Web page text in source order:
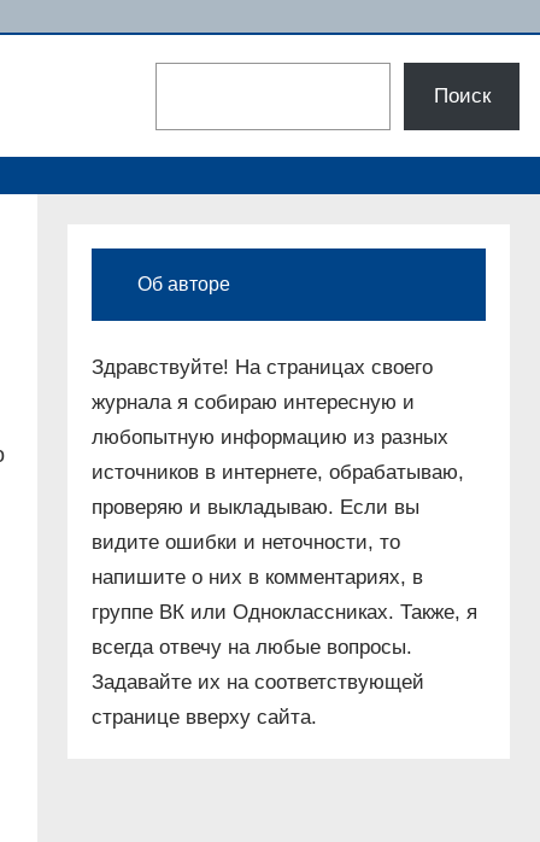
Поиск
Об авторе
Здравствуйте! На страницах своего
журнала я собираю интересную и
любопытную информацию из разных
источников в интернете, обрабатываю,
проверяю и выкладываю. Если вы
видите ошибки и неточности, то
напишите о них в комментариях, в
группе ВК или Одноклассниках. Также, я
всегда отвечу на любые вопросы.
Задавайте их на соответствующей
странице вверху сайта.